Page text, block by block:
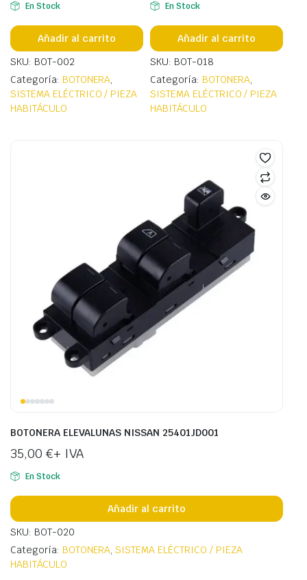
En Stock
Añadir al carrito
SKU: BOT-002
Categoría: BOTONERA,
SISTEMA ELÉCTRICO / PIEZA
HABITÁCULO
En Stock
Añadir al carrito
SKU: BOT-018
Categoría: BOTONERA,
SISTEMA ELÉCTRICO / PIEZA
HABITÁCULO
BOTONERA ELEVALUNAS NISSAN 25401JD001
35,00 €+ IVA
En Stock
Añadir al carrito
SKU: BOT-020
Categoría: BOTONERA,SISTEMA ELÉCTRICO / PIEZA
HABITÁCULO